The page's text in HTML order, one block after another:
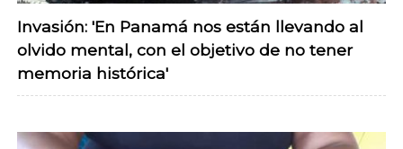
Invasión: 'En Panamá nos están llevando al
olvido mental, con el objetivo de no tener
memoria histórica'